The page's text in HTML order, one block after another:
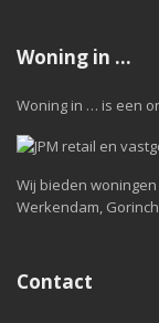
Woning in …
Woning in … is een
Wij bieden
Werkendam,
Contact